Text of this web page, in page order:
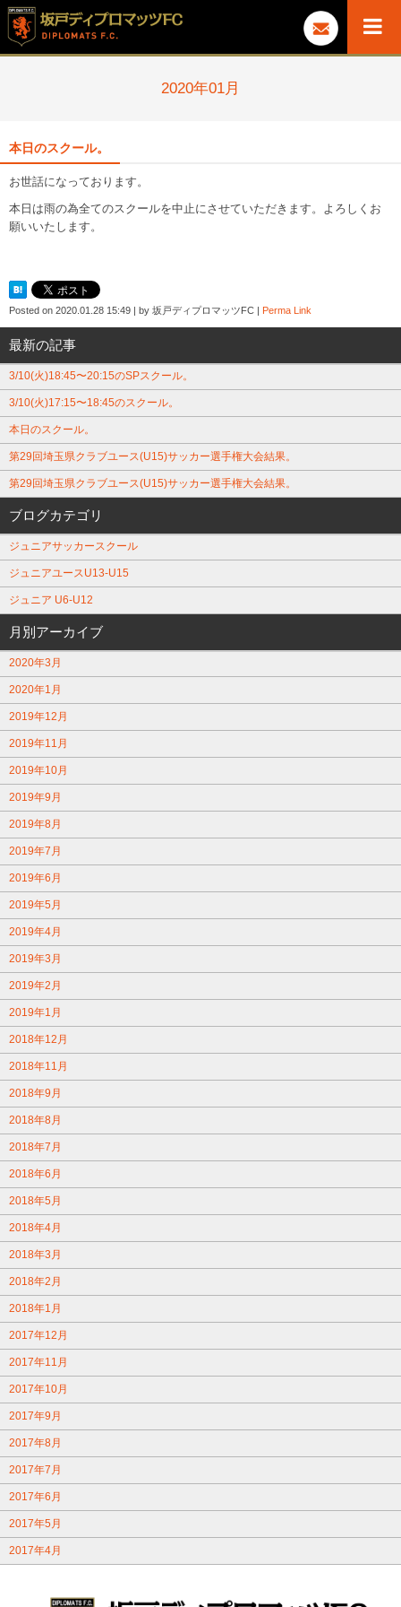
2020年01月
本日のスクール。
お世話になっております。
本日は雨の為全てのスクールを中止にさせていただきます。よろしくお
願いいたします。
Posted on 2020.01.28 15:49 | by 坂戸ディプロマッツFC | Perma Link
最新の記事
3/10(火)18:45〜20:15のSPスクール。
3/10(火)17:15〜18:45のスクール。
本日のスクール。
第29回埼玉県クラブユース(U15)サッカー選手権大会結果。
第29回埼玉県クラブユース(U15)サッカー選手権大会結果。
ブログカテゴリ
ジュニアサッカースクール
ジュニアユースU13-U15
ジュニア U6-U12
月別アーカイブ
2020年3月
2020年1月
2019年12月
2019年11月
2019年10月
2019年9月
2019年8月
2019年7月
2019年6月
2019年5月
2019年4月
2019年3月
2019年2月
2019年1月
2018年12月
2018年11月
2018年9月
2018年8月
2018年7月
2018年6月
2018年5月
2018年4月
2018年3月
2018年2月
2018年1月
2017年12月
2017年11月
2017年10月
2017年9月
2017年8月
2017年7月
2017年6月
2017年5月
2017年4月